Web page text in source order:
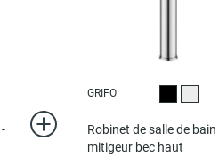
GRIFO
NoirChromé
Robinet de salle de bain
mitigeur bec haut